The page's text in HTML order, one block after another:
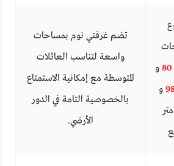
80 و
و
تضم غرفتي نوم بمساحات
واسعة لتناسب العائلات
المتوسطة مع إمكانية الاستمتاع
بالخصوصية التامة في الدور
الأرضي.